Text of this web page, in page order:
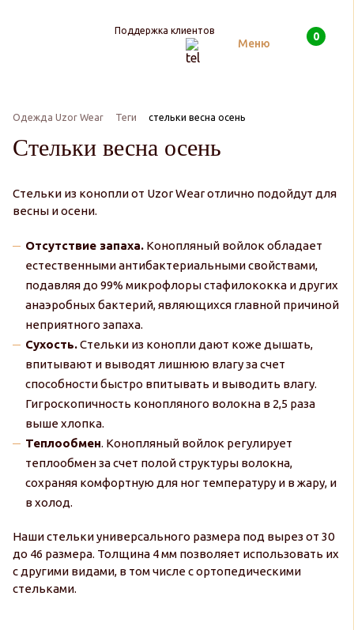
Поддержка клиентов
Меню
Поиск 0
Одежда Uzor Wear Теги стельки весна осень
Cтельки весна осень
Стельки из конопли от Uzor Wear отлично подойдут для
весны и осени.
Отсутствие запаха. Конопляный войлок обладает
естественными антибактериальными свойствами,
подавляя до 99% микрофлоры стафилококка и других
анаэробных бактерий, являющихся главной причиной
неприятного запаха.
Сухость.Стельки из конопли дают коже дышать,
впитывают и выводят лишнюю влагу за счет
способности быстро впитывать и выводить влагу.
Гигроскопичность конопляного волокна в 2,5 раза
выше хлопка.
Теплообмен. Конопляный войлок регулирует
теплообмен за счет полой структуры волокна,
сохраняя комфортную для ног температуру и в жару, и
в холод.
Наши стельки универсального размера под вырез от 30
до 46 размера. Толщина 4 мм позволяет использовать их
с другими видами, в том числе с ортопедическими
стельками.